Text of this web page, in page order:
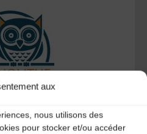
aux
nous utilisons des
pour stocker et/ou accéder
musiques Trad'